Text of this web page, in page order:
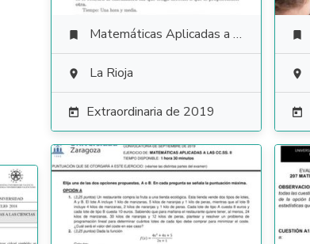
 Matemáticas Aplicadas a las Ciencias Sociales
 La Rioja
 Extraordinaria de 2019


